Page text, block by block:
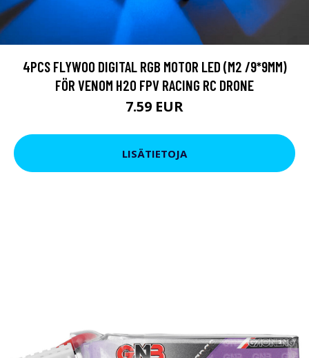
4PCS FLYWOO DIGITAL RGB MOTOR LED (M2 /9*9MM)
FÖR VENOM H20 FPV RACING RC DRONE
7.59 EUR
LISÄTIETOJA